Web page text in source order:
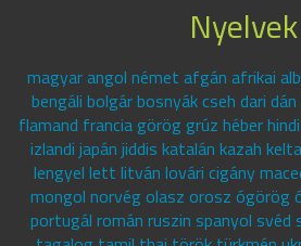
Nyelvek
magyar angol német afgán afrikai
bengáli bolgár bosnyák cseh dari
flamand francia görög grúz héber
izlandi japán jiddis katalán kazah
lengyel lett litván lovári cigány
mongol norvég olasz orosz ógörög
portugál román ruszin spanyol svéd